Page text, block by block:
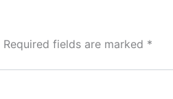
Required fields are marked *